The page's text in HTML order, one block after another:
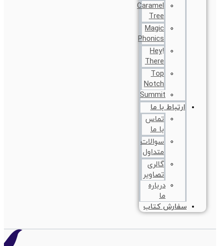
Caramel
Tree
Magic
Phonics
!Hey
There
Top
Notch
Summit
ارتباط با ما
تماس
با ما
سوالات
متداول
گالری
تصاویر
درباره
ما
سفارش کتاب